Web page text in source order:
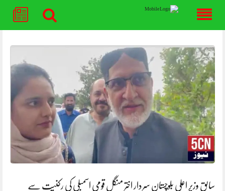
content
سابق وزیر اعلی بلوچستان سردار اختر منگل قومی اسمبلی کی رکنیت سے